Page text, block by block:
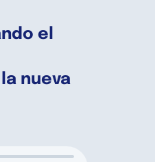
el
nueva